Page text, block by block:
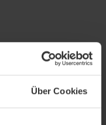
Über Cookies